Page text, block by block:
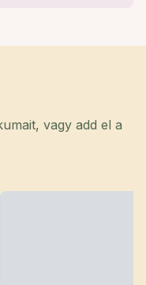
vagy add el a